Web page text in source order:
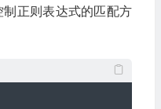
正则表达式的匹配方